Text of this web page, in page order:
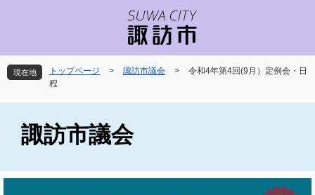
先
頭
を
飛
へ
現在地 トップページ > 諏訪市議会 >
令和4年第4回(9月）定例会・日
程
諏訪市議会